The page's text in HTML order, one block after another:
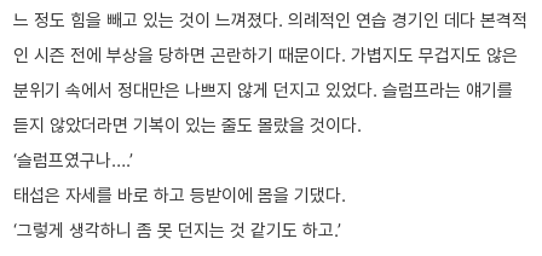
느 정도 힘을 빼고 있는 것이 느껴졌다. 의례적인 연습 경기인 데다 본격적
인 시즌 전에 부상을 당하면 곤란하기 때문이다. 가볍지도 무겁지도 않은
분위기 속에서 정대만은 나쁘지 않게 던지고 있었다. 슬럼프라는 얘기를
듣지 않았더라면 기복이 있는 줄도 몰랐을 것이다.
‘슬럼프였구나….’
태섭은 자세를 바로 하고 등받이에 몸을 기댔다.
‘그렇게 생각하니 좀 못 던지는 것 같기도 하고.’